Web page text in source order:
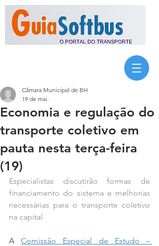
Economia e regulação do
transporte coletivo em
pauta nesta terça-feira
(19)
Câmara Municipal de BH
19 de mai.
Especialistas discutirão formas de
financiamento do sistema e melhorias
necessárias para o transporte coletivo
na capital
A Comissão Especial de Estudo –